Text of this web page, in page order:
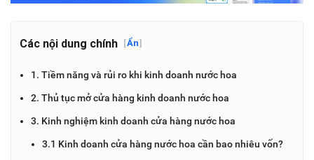
Các nội dung chính [Ẩn]
1. Tiềm năng và rủi ro khi kinh doanh nước hoa
2. Thủ tục mở cửa hàng kinh doanh nước hoa
3. Kinh nghiệm kinh doanh cửa hàng nước hoa
3.1 Kinh doanh cửa hàng nước hoa cần bao nhiêu vốn?